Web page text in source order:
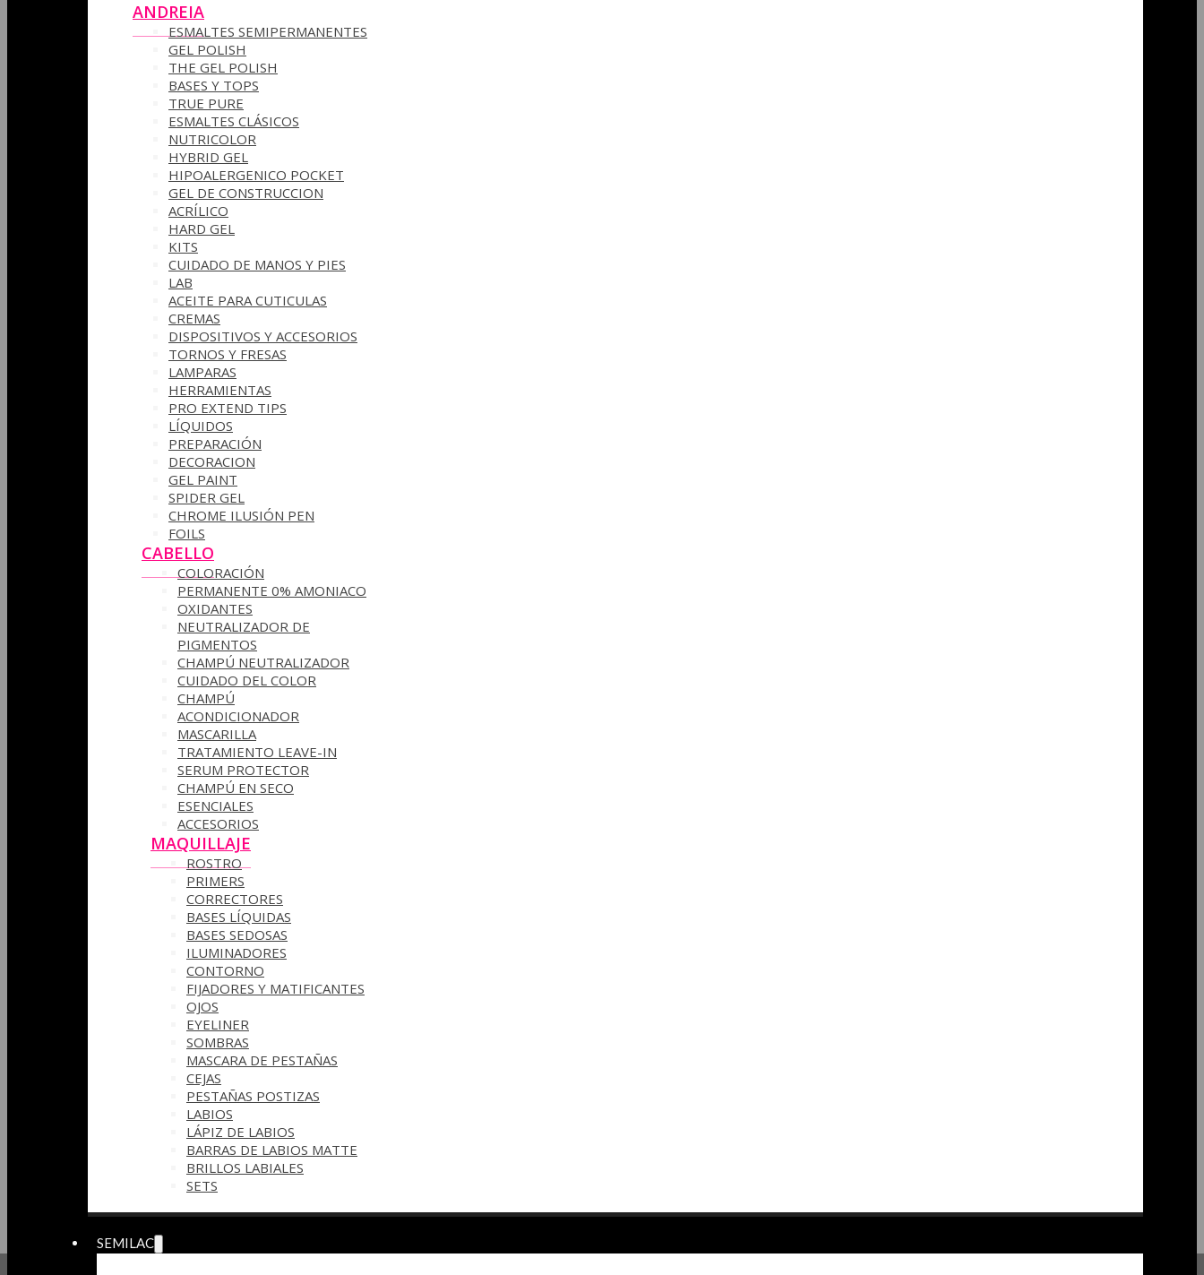
ANDREIA
ESMALTES SEMIPERMANENTES
GEL POLISH
THE GEL POLISH
BASES Y‎ TOPS
TRUE PURE
ESMALTES CLÁSICOS
NUTRICOLOR
HYBRID GEL
HIPOALERGENICO POCKET
GEL DE CONSTRUCCION
ACRÍLICO
HARD GEL
KITS
CUIDADO DE MANOS Y PIES
LAB
ACEITE PARA CUTICULAS
CREMAS
DISPOSITIVOS Y ACCESORIOS
TORNOS Y FRESAS
LAMPARAS
HERRAMIENTAS
PRO EXTEND TIPS
LÍQUIDOS
PREPARACIÓN
DECORACION
GEL PAINT
SPIDER GEL
CHROME ILUSIÓN PEN
FOILS
CABELLO
COLORACIÓN
PERMANENTE 0% AMONIACO
OXIDANTES
NEUTRALIZADOR DE
PIGMENTOS
CHAMPÚ NEUTRALIZADOR
CUIDADO DEL COLOR
CHAMPÚ
ACONDICIONADOR
MASCARILLA
TRATAMIENTO LEAVE-IN
SERUM PROTECTOR
CHAMPÚ EN SECO
ESENCIALES
ACCESORIOS
MAQUILLAJE
ROSTRO
PRIMERS
CORRECTORES
BASES LÍQUIDAS
BASES SEDOSAS
ILUMINADORES
CONTORNO
FIJADORES Y MATIFICANTES
OJOS
EYELINER
SOMBRAS
MASCARA DE PESTAÑAS
CEJAS
PESTAÑAS POSTIZAS
LABIOS
LÁPIZ DE LABIOS
BARRAS DE LABIOS MATTE
BRILLOS LABIALES
SETS
SEMILAC